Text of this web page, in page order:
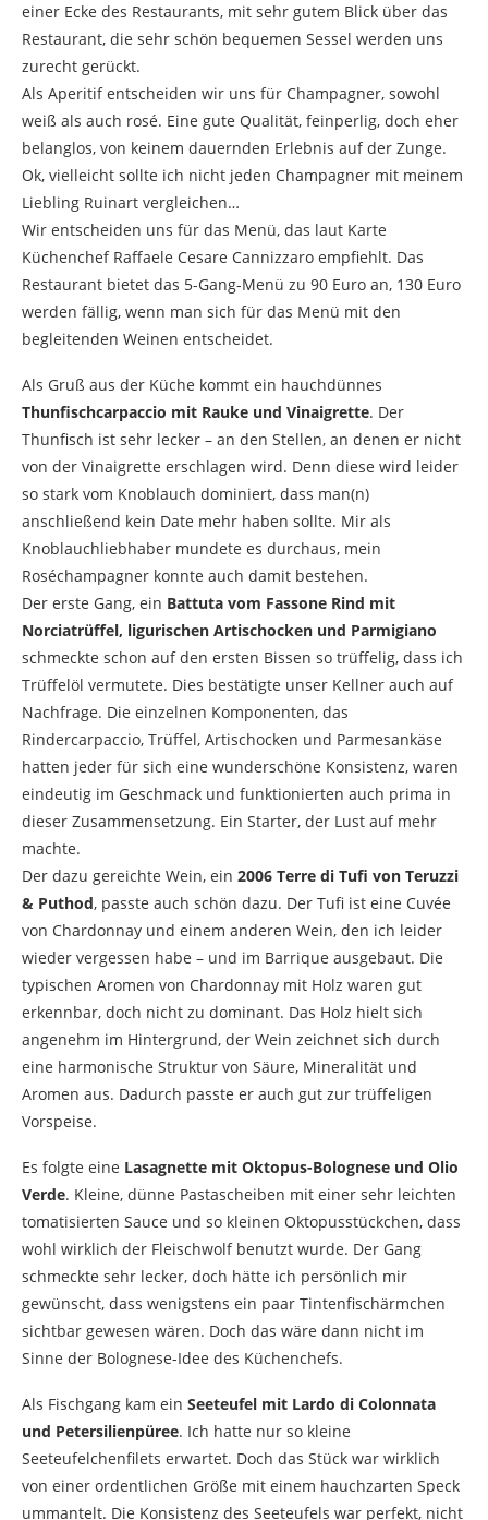
einer Ecke des Restaurants, mit sehr gutem Blick über das
Restaurant, die sehr schön bequemen Sessel werden uns
zurecht gerückt.
Als Aperitif entscheiden wir uns für Champagner, sowohl
weiß als auch rosé. Eine gute Qualität, feinperlig, doch eher
belanglos, von keinem dauernden Erlebnis auf der Zunge.
Ok, vielleicht sollte ich nicht jeden Champagner mit meinem
Liebling Ruinart vergleichen…
Wir entscheiden uns für das Menü, das laut Karte
Küchenchef Raffaele Cesare Cannizzaro empfiehlt. Das
Restaurant bietet das 5-Gang-Menü zu 90 Euro an, 130 Euro
werden fällig, wenn man sich für das Menü mit den
begleitenden Weinen entscheidet.
Als Gruß aus der Küche kommt ein hauchdünnes
Thunfischcarpaccio mit Rauke und Vinaigrette. Der
Thunfisch ist sehr lecker – an den Stellen, an denen er nicht
von der Vinaigrette erschlagen wird. Denn diese wird leider
so stark vom Knoblauch dominiert, dass man(n)
anschließend kein Date mehr haben sollte. Mir als
Knoblauchliebhaber mundete es durchaus, mein
Roséchampagner konnte auch damit bestehen.
Der erste Gang, ein Battuta vom Fassone Rind mit
Norciatrüffel, ligurischen Artischocken und Parmigiano
schmeckte schon auf den ersten Bissen so trüffelig, dass ich
Trüffelöl vermutete. Dies bestätigte unser Kellner auch auf
Nachfrage. Die einzelnen Komponenten, das
Rindercarpaccio, Trüffel, Artischocken und Parmesankäse
hatten jeder für sich eine wunderschöne Konsistenz, waren
eindeutig im Geschmack und funktionierten auch prima in
dieser Zusammensetzung. Ein Starter, der Lust auf mehr
machte.
Der dazu gereichte Wein, ein 2006 Terre di Tufi von Teruzzi
& Puthod, passte auch schön dazu. Der Tufi ist eine Cuvée
von Chardonnay und einem anderen Wein, den ich leider
wieder vergessen habe – und im Barrique ausgebaut. Die
typischen Aromen von Chardonnay mit Holz waren gut
erkennbar, doch nicht zu dominant. Das Holz hielt sich
angenehm im Hintergrund, der Wein zeichnet sich durch
eine harmonische Struktur von Säure, Mineralität und
Aromen aus. Dadurch passte er auch gut zur trüffeligen
Vorspeise.
Es folgte eine Lasagnette mit Oktopus-Bolognese und Olio
Verde. Kleine, dünne Pastascheiben mit einer sehr leichten
tomatisierten Sauce und so kleinen Oktopusstückchen, dass
wohl wirklich der Fleischwolf benutzt wurde. Der Gang
schmeckte sehr lecker, doch hätte ich persönlich mir
gewünscht, dass wenigstens ein paar Tintenfischärmchen
sichtbar gewesen wären. Doch das wäre dann nicht im
Sinne der Bolognese-Idee des Küchenchefs.
Als Fischgang kam ein Seeteufel mit Lardo di Colonnata
und Petersilienpüree. Ich hatte nur so kleine
Seeteufelchenfilets erwartet. Doch das Stück war wirklich
von einer ordentlichen Größe mit einem hauchzarten Speck
ummantelt. Die Konsistenz des Seeteufels war perfekt, nicht